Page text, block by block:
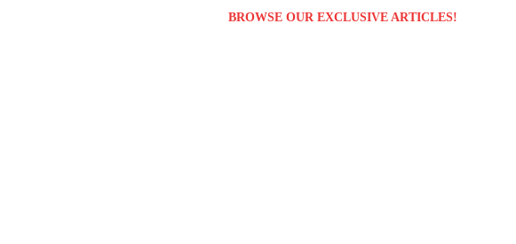
BROWSE OUR EXCLUSIVE ARTICLES!